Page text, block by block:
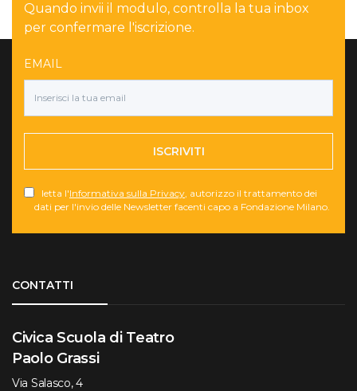
Quando invii il modulo, controlla la tua inbox
per confermare l'iscrizione.
EMAIL
ISCRIVITI
letta l'Informativa sulla Privacy , autorizzo il trattamento dei
dati per l'invio delle Newsletter facenti capo a Fondazione Milano.
CONTATTI
Civica Scuola di Teatro
Paolo Grassi
Via Salasco, 4